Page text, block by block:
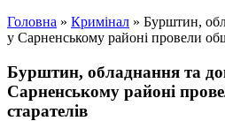
Головна » Кримінал » Бурштин,
у Сарненському районі провели
Бурштин, обладнання та
Сарненському районі
старателів